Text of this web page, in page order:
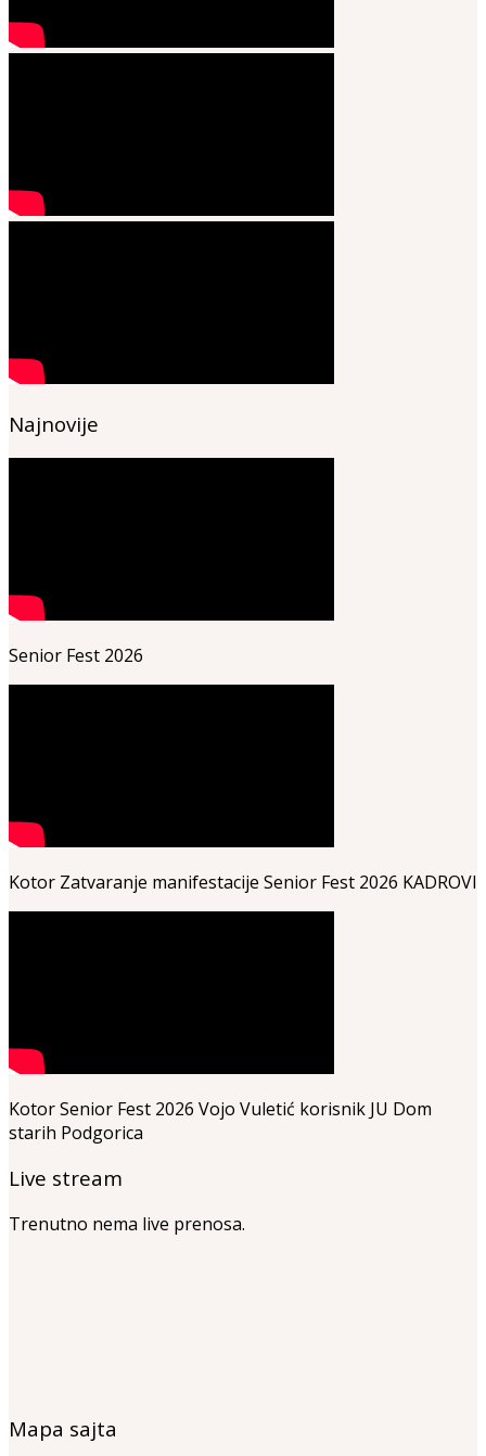
Najnovije
Senior Fest 2026
Kotor Zatvaranje manifestacije Senior Fest 2026 KADROVI
Kotor Senior Fest 2026 Vojo Vuletić korisnik JU Dom
starih Podgorica
Live stream
Trenutno nema live prenosa.
Mapa sajta